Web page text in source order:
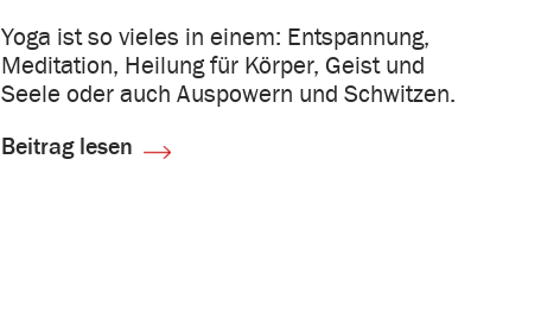
Yoga ist so vieles in einem: Entspannung,
Meditation, Heilung für Körper, Geist und
Seele oder auch Auspowern und Schwitzen.
Beitrag lesen